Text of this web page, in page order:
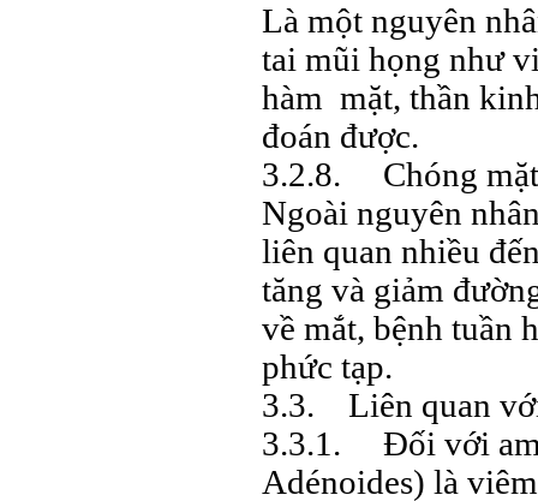
Là một nguyên
tai mũi họng như
hàm mặt, thần
đoán được.
3.2.8. Chóng
Ngoài nguyên
liên quan nhiều
tăng và giảm
về mắt, bệnh tuần
phức tạp.
3.3. Liên quan
3.3.1. Đối với
Adénoides) là